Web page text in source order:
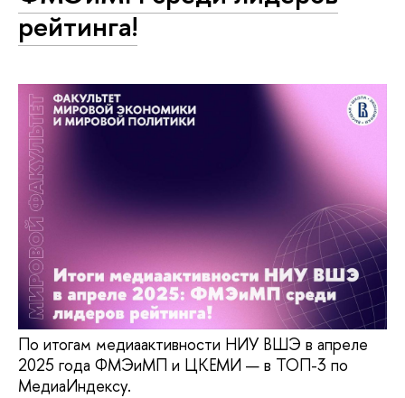
рейтинга!
По итогам медиаактивности НИУ ВШЭ в апреле
2025 года ФМЭиМП и ЦКЕМИ — в ТОП-3 по
МедиаИндексу.